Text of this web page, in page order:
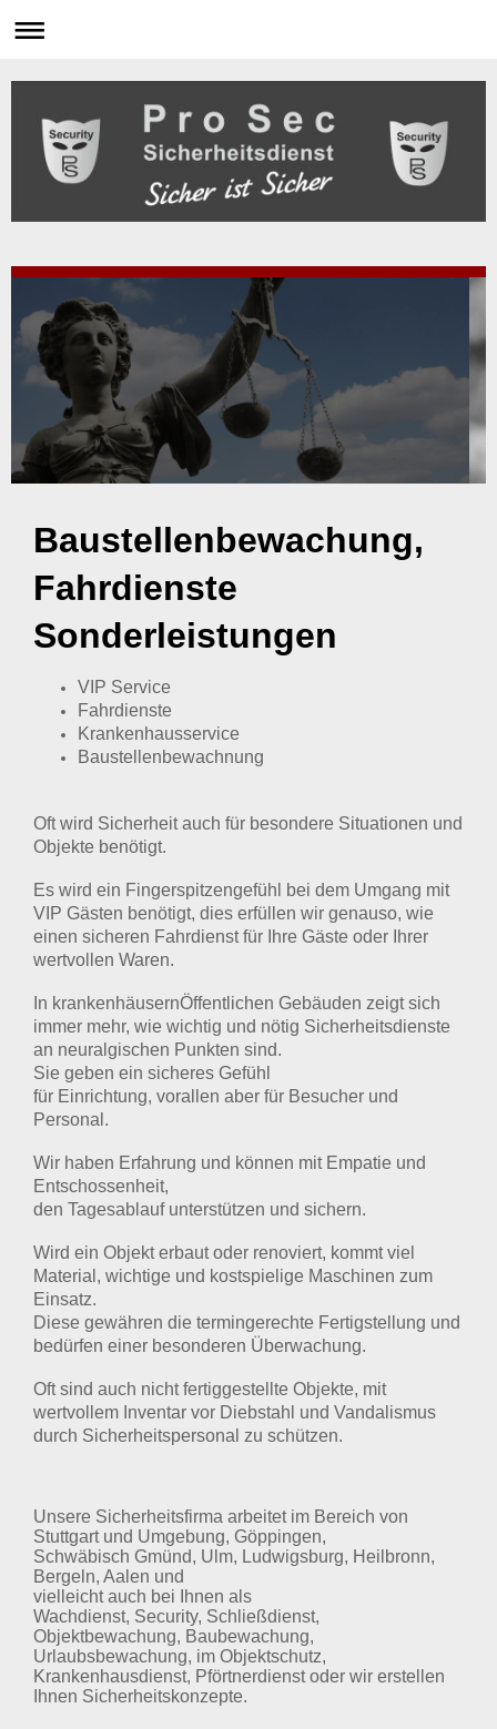
Baustellenbewachung,
Fahrdienste
Sonderleistungen
VIP Service
Fahrdienste
Krankenhausservice
Baustellenbewachnung
Oft wird Sicherheit auch für besondere Situationen und
Objekte benötigt.
Es wird ein Fingerspitzengefühl bei dem Umgang mit
VIP Gästen benötigt, dies erfüllen wir genauso, wie
einen sicheren Fahrdienst für Ihre Gäste oder Ihrer
wertvollen Waren.
In krankenhäusernÖffentlichen Gebäuden zeigt sich
immer mehr, wie wichtig und nötig Sicherheitsdienste
an neuralgischen Punkten sind.
Sie geben ein sicheres Gefühl
für Einrichtung, vorallen aber für Besucher und
Personal.
Wir haben Erfahrung und können mit Empatie und
Entschossenheit,
den Tagesablauf unterstützen und sichern.
Wird ein Objekt erbaut oder renoviert, kommt viel
Material, wichtige und kostspielige Maschinen zum
Einsatz.
Diese gewähren die termingerechte Fertigstellung und
bedürfen einer besonderen Überwachung.
Oft sind auch nicht fertiggestellte Objekte, mit
wertvollem Inventar vor Diebstahl und Vandalismus
durch Sicherheitspersonal zu schützen.
Unsere Sicherheitsfirma arbeitet im Bereich von
Stuttgart und Umgebung, Göppingen,
Schwäbisch Gmünd, Ulm, Ludwigsburg, Heilbronn,
Bergeln, Aalen und
vielleicht auch bei Ihnen als
Wachdienst, Security, Schließdienst,
Objektbewachung, Baubewachung,
Urlaubsbewachung, im Objektschutz,
Krankenhausdienst, Pförtnerdienst oder wir erstellen
Ihnen Sicherheitskonzepte.